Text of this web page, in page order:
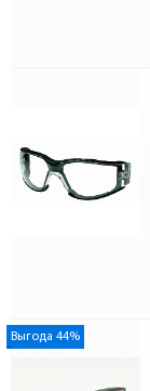
Выгода 44%